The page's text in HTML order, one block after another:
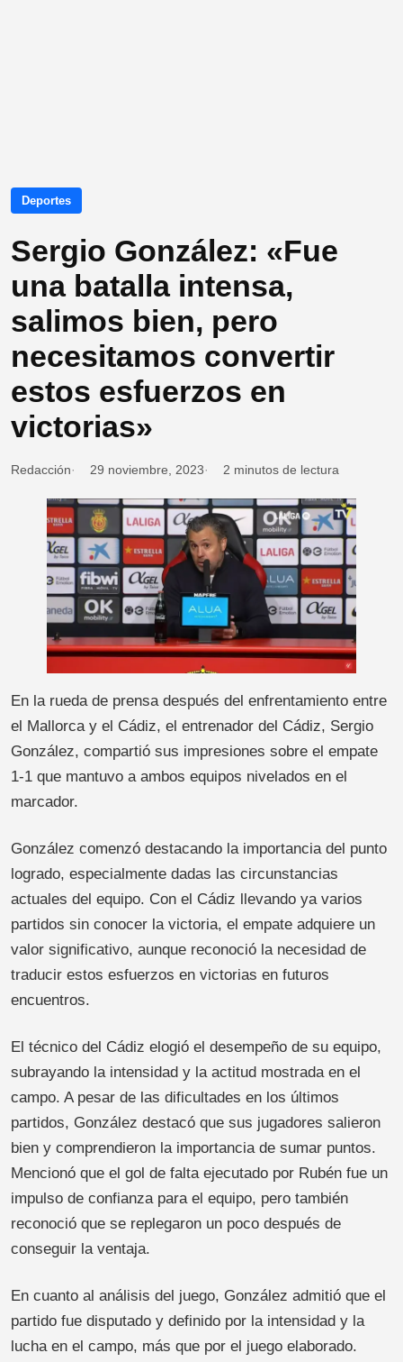
Deportes
Sergio González: «Fue
una batalla intensa,
salimos bien, pero
necesitamos convertir
estos esfuerzos en
victorias»
Redacción 29 noviembre, 2023 2 minutos de lectura
En la rueda de prensa después del enfrentamiento entre
el Mallorca y el Cádiz, el entrenador del Cádiz, Sergio
González, compartió sus impresiones sobre el empate
1-1 que mantuvo a ambos equipos nivelados en el
marcador.
González comenzó destacando la importancia del punto
logrado, especialmente dadas las circunstancias
actuales del equipo. Con el Cádiz llevando ya varios
partidos sin conocer la victoria, el empate adquiere un
valor significativo, aunque reconoció la necesidad de
traducir estos esfuerzos en victorias en futuros
encuentros.
El técnico del Cádiz elogió el desempeño de su equipo,
subrayando la intensidad y la actitud mostrada en el
campo. A pesar de las dificultades en los últimos
partidos, González destacó que sus jugadores salieron
bien y comprendieron la importancia de sumar puntos.
Mencionó que el gol de falta ejecutado por Rubén fue un
impulso de confianza para el equipo, pero también
reconoció que se replegaron un poco después de
conseguir la ventaja.
En cuanto al análisis del juego, González admitió que el
partido fue disputado y definido por la intensidad y la
lucha en el campo, más que por el juego elaborado.